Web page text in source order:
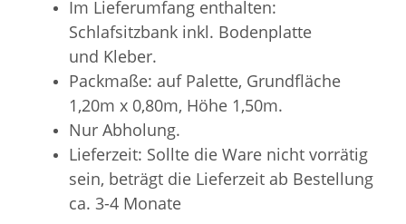
Im Lieferumfang enthalten:
Schlafsitzbank inkl. Bodenplatte
und Kleber.
Packmaße: auf Palette, Grundfläche
1,20m x 0,80m, Höhe 1,50m.
Nur Abholung.
Lieferzeit: Sollte die Ware nicht vorrätig
sein, beträgt die Lieferzeit ab Bestellung
ca. 3-4 Monate